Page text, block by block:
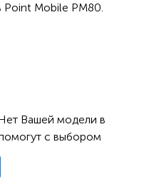
Point Mobile PM80.
Вашей модели в
с выбором